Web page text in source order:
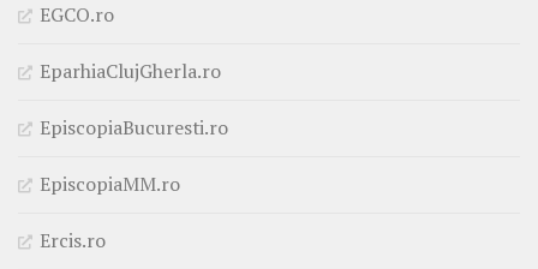
EGCO.ro
EparhiaClujGherla.ro
EpiscopiaBucuresti.ro
EpiscopiaMM.ro
Ercis.ro